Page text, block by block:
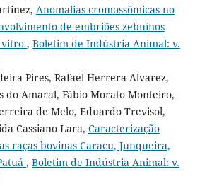
Anomalias cromossômicas no
de embriões zebuínos
vitro , Boletim de Indústria Animal: v.
Pires, Rafael Herrera Alvarez,
do Amaral, Fábio Morato Monteiro,
de Melo, Eduardo Trevisol,
Cassiano Lara, Caracterização
raças bovinas Caracu, Junqueira,
, Boletim de Indústria Animal: v.